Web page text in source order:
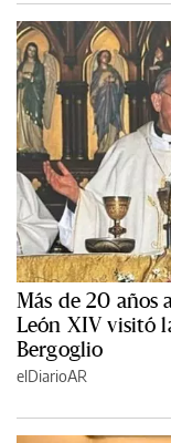
Más de 20 años
León XIV visitó
Bergoglio
elDiarioAR